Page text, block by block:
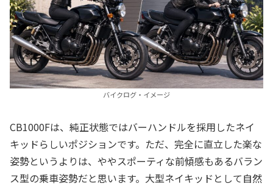
バイクログ・イメージ
CB1000Fは、純正状態ではバーハンドルを採用したネイ
キッドらしいポジションです。ただ、完全に直立した楽な
姿勢というよりは、ややスポーティな前傾感もあるバラン
ス型の乗車姿勢だと思います。大型ネイキッドとして自然